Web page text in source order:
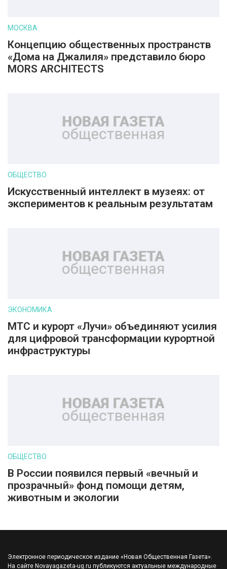
МОСКВА
Концепцию общественных пространств
«Дома на Джалиля» представило бюро
MORS ARCHITECTS
ОБЩЕСТВО
Искусственный интеллект в музеях: от
экспериментов к реальным результатам
ЭКОНОМИКА
МТС и курорт «Лучи» объединяют усилия
для цифровой трансформации курортной
инфраструктуры
ОБЩЕСТВО
В России появился первый «вечный и
прозрачный» фонд помощи детям,
животным и экологии
Электронное периодическое издание «Новая Общественная Газета».
На сайте Novayagazeta-ug.ru публикуются актуальные международные